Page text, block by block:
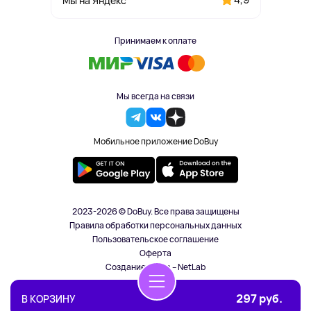
В КОРЗИНУ 297 руб.
Принимаем к оплате
Мы всегда на связи
Мобильное приложение DoBuy
2023-2026 © DoBuy. Все права защищены
Правила обработки персональных данных
Пользовательское соглашение
Оферта
Создание сайта – NetLab